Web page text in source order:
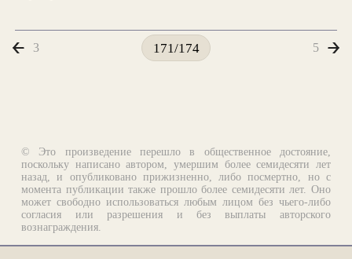
3 171/174 5
© Это произведение перешло в общественное достояние,
поскольку написано автором, умершим более семидесяти лет
назад, и опубликовано прижизненно, либо посмертно, но с
момента публикации также прошло более семидесяти лет. Оно
может свободно использоваться любым лицом без чьего-либо
согласия или разрешения и без выплаты авторского
вознаграждения.